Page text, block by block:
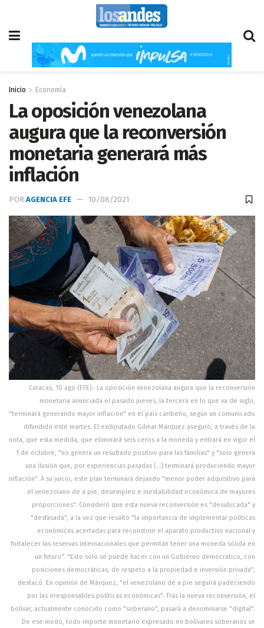
Inicio Economía
La oposición venezolana
augura que la reconversión
monetaria generará más
inflación
POR AGENCIA EFE 10/08/2021
Caracas, 10 ago (EFE).- La oposición venezolana augura que la reconversión
monetaria anunciada el pasado jueves, la tercera en lo que va de siglo,
"terminará generando mayor inflación" en el país caribeño, según un comunicado
difundido este martes. El exdiputado Gilmar Márquez aseguró, a través de la
nota, que esta medida, que eliminará seis ceros a la moneda y entrará en vigor el
1 de octubre, "no genera un resultado positivo para las familias" y "solo genera
una ilusión que, por experiencias pasadas (...) terminará produciendo mayor
inflación". A su juicio, este plan terminará dejando "menor poder adquisitivo para
el venezolano de a pie, desempleo e inestabilidad económica de mayores
proporciones". Consideró que esta nueva reconversión es "desubicada" y
"desfasada", a la vez que resaltó "la importancia de implementar políticas
económicas acertadas para reconstruir el aparato productivo nacional y
fortalecer las reservas internacionales que permitan tener una moneda sólida en
un futuro". "Esto solo se puede hacer con un Gobierno democrático, con
posiciones democráticas, de respeto a la propiedad e inversión privada",
destacó. En opinión de Márquez, "el venezolano de a pie seguirá padeciendo
por las irresponsables políticas económicas". Tras la nueva reconversión, el
bolívar, actualmente conocido como "soberano", pasará a denominarse "digital".
De ese modo, todo importe monetario expresado en bolívares soberanos se